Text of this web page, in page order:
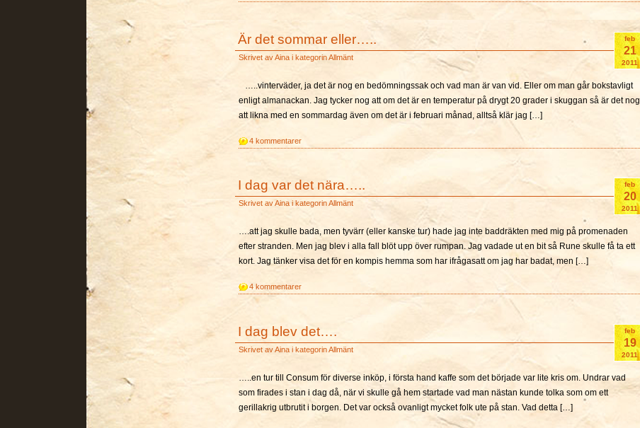
feb
21
2011
Är det sommar eller…..
Skrivet avAina i kategorinAllmänt
…..vinterväder, ja det är nog en bedömningssak och vad man är van vid. Eller om man går bokstavligt
enligt almanackan. Jag tycker nog att om det är en temperatur på drygt 20 grader i skuggan så är det nog
att likna med en sommardag även om det är i februari månad, alltså klär jag […]
4 kommentarer
feb
20
2011
I dag var det nära…..
Skrivet avAina i kategorinAllmänt
….att jag skulle bada, men tyvärr (eller kanske tur) hade jag inte baddräkten med mig på promenaden
efter stranden. Men jag blev i alla fall blöt upp över rumpan. Jag vadade ut en bit så Rune skulle få ta ett
kort. Jag tänker visa det för en kompis hemma som har ifrågasatt om jag har badat, men […]
4 kommentarer
feb
19
2011
I dag blev det….
Skrivet avAina i kategorinAllmänt
…..en tur till Consum för diverse inköp, i första hand kaffe som det började var lite kris om. Undrar vad
som firades i stan i dag då, när vi skulle gå hem startade vad man nästan kunde tolka som om ett
gerillakrig utbrutit i borgen. Det var också ovanligt mycket folk ute på stan. Vad detta […]